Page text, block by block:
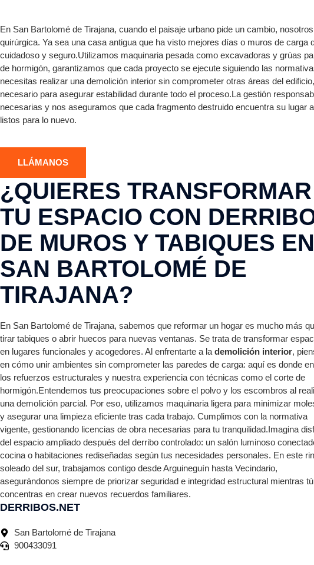
En San Bartolomé de Tirajana, cuando el paisaje urbano pide un cambio,
quirúrgica. Ya sea una casa antigua que ha visto mejores días o muros de
cuidadoso y seguro.Utilizamos maquinaria pesada como excavadoras y grúas
de hormigón, garantizamos que cada proyecto se ejecute siguiendo las
necesitas realizar una demolición interior sin comprometer otras áreas del
necesario para asegurar estabilidad durante todo el proceso.La gestión
necesarias y nos aseguramos que cada fragmento destruido encuentra su
listos para lo nuevo.
LLÁMANOS
¿QUIERES TRANSFORMAR
TU ESPACIO CON
DE MUROS Y TABIQUES EN
SAN BARTOLOMÉ DE
TIRAJANA?
En San Bartolomé de Tirajana, sabemos que reformar un hogar es mucho más
tirar tabiques o abrir huecos para nuevas ventanas. Se trata de transformar
en lugares funcionales y acogedores. Al enfrentarte a la demolición interior,
en cómo unir ambientes sin comprometer las paredes de carga: aquí es donde
los refuerzos estructurales y nuestra experiencia con técnicas como el corte de
hormigón.Entendemos tus preocupaciones sobre el polvo y los escombros al
una demolición parcial. Por eso, utilizamos maquinaria ligera para minimizar
y asegurar una limpieza eficiente tras cada trabajo. Cumplimos con la normativa
vigente, gestionando licencias de obra necesarias para tu tranquilidad.Imagina
del espacio ampliado después del derribo controlado: un salón luminoso
cocina o habitaciones rediseñadas según tus necesidades personales. En este
soleado del sur, trabajamos contigo desde Arguineguín hasta Vecindario,
asegurándonos siempre de priorizar seguridad e integridad estructural mientras
concentras en crear nuevos recuerdos familiares.
DERRIBOS.NET
San Bartolomé de Tirajana
900433091